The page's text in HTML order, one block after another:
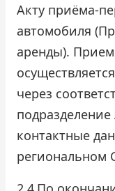
Акту приёма-
автомобиля
аренды).
через
контактные
региональном